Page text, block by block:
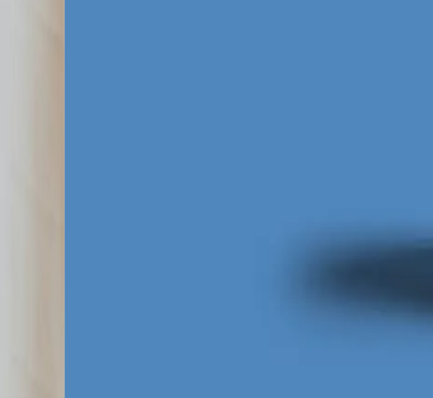
nie konwertują ruchu z urządzeń mobilnych.
przedzierać się przez nieczytelne menu. Nasze
ruchu płatnego. Dzięki temu płacisz mniej za
aukcji, dając Ci przewagę nad konkurentami z
Ostatnim elementem układanki na
przedsiębiorców taśmowo, przypisując jednego
zmianach stawek na Dolnym Śląsku oznacza
optymalizując stawki i szukając niszowych
pozwala nam generować tańsze leady nawet